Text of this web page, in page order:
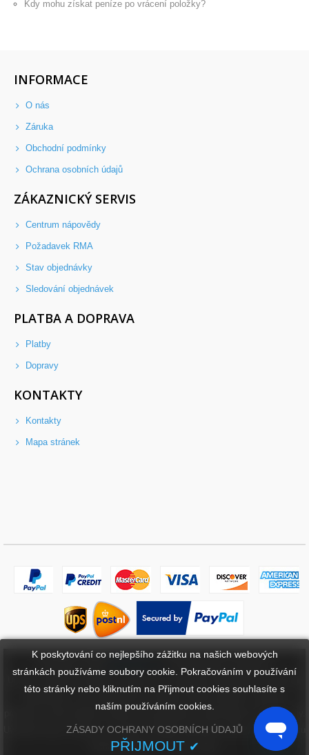
Kdy mohu získat peníze po vrácení položky?
INFORMACE
O nás
Záruka
Obchodní podmínky
Ochrana osobních údajů
ZÁKAZNICKÝ SERVIS
Centrum nápovědy
Požadavek RMA
Stav objednávky
Sledování objednávek
PLATBA A DOPRAVA
Platby
Dopravy
KONTAKTY
Kontakty
Mapa stránek
Určené ochranné známky a značky jsou majetkem příslušných vlastníků.
BaterieBuy.cz není přidružena k žádným OEM značkám. Všechny
produkty na této webové stránce jsou generické, aftermarket, náhradní díly.
Uvedené názvy značek a označení modelů mají pouze ukázat kompatibilitu
těchto produktů s různými stroji.
K poskytování co nejlepšího zážitku na našich webových
stránkách používáme soubory cookie. Pokračováním v používání
této stránky nebo kliknutím na Přijmout cookies souhlasíte s
naším používáním cookies.
ZÁSADY OCHRANY OSOBNÍCH ÚDAJŮ
PŘIJMOUT ✔